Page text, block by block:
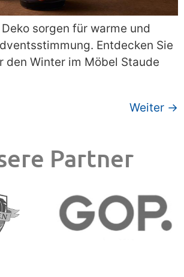
sorgen für warme und
Entdecken Sie
den Winter im Möbel Staude
Weiter →
Partner